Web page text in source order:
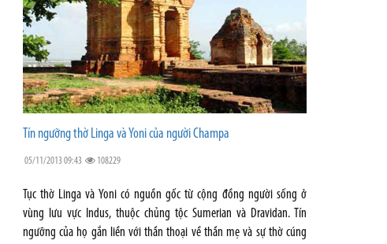
Tín ngưỡng thờ Linga và Yoni của người Champa
05/11/2013 09:43 108229
Tục thờ Linga và Yoni có nguồn gốc từ cộng đồng người sống ở
vùng lưu vực Indus, thuộc chủng tộc Sumerian và Dravidan. Tín
ngưỡng của họ gắn liền với thần thoại về thần mẹ và sự thờ cúng